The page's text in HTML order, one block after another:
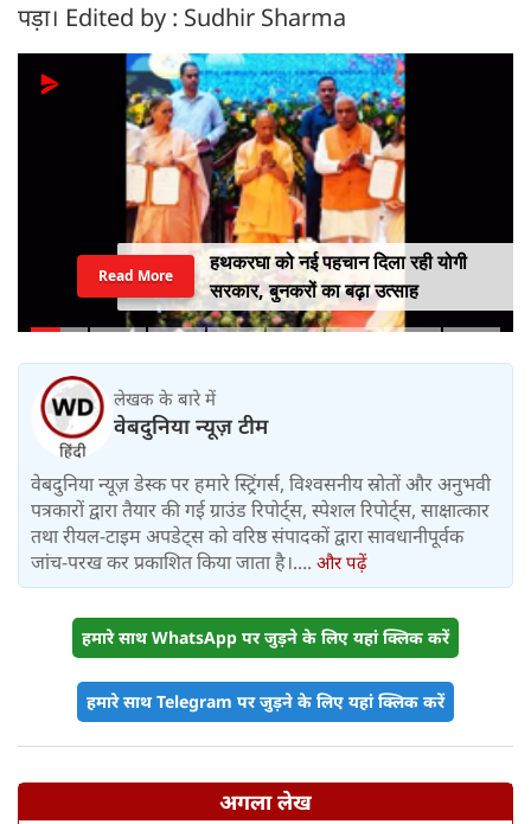
पड़ा। Edited by : Sudhir Sharma
हथकरघा को नई पहचान दिला रही योगी
सरकार, बुनकरों का बढ़ा उत्साह
Read More
लेखक के बारे में
वेबदुनिया न्यूज़ टीम
वेबदुनिया न्यूज़ डेस्क पर हमारे स्ट्रिंगर्स, विश्वसनीय स्रोतों और अनुभवी
पत्रकारों द्वारा तैयार की गई ग्राउंड रिपोर्ट्स, स्पेशल रिपोर्ट्स, साक्षात्कार
तथा रीयल-टाइम अपडेट्स को वरिष्ठ संपादकों द्वारा सावधानीपूर्वक
जांच-परख कर प्रकाशित किया जाता है।.... और पढ़ें
हमारे साथ WhatsApp पर जुड़ने के लिए यहां क्लिक करें
हमारे साथ Telegram पर जुड़ने के लिए यहां क्लिक करें
अगला लेख